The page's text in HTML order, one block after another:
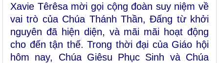
Xavie Têrêsa mời gọi cộng đoàn suy niệm về
vai trò của Chúa Thánh Thần, Đấng từ khởi
nguyên đã hiện diện, và mãi mãi hoạt động
cho đến tận thế. Trong thời đại của Giáo hội
hôm nay, Chúa Giêsu Phục Sinh và Chúa